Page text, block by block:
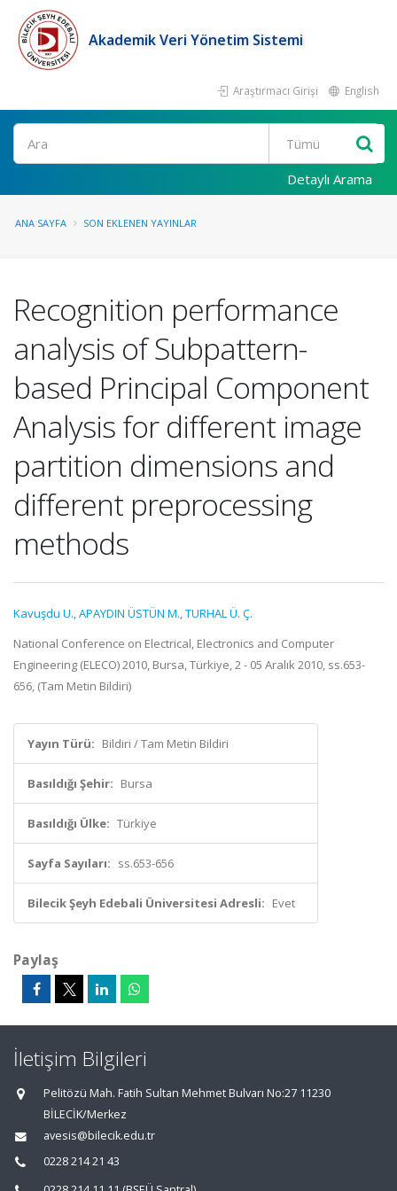
Akademik Veri Yönetim Sistemi
Araştırmacı Girişi English
Ara
Detaylı Arama
ANA SAYFA SON EKLENEN YAYINLAR
Recognition performance
analysis of Subpattern-
based Principal Component
Analysis for different image
partition dimensions and
different preprocessing
methods
Kavuşdu U.,APAYDIN ÜSTÜN M.,TURHAL Ü. Ç.
National Conference on Electrical, Electronics and Computer
Engineering (ELECO) 2010, Bursa, Türkiye, 2 - 05 Aralık 2010, ss.653-
656, (Tam Metin Bildiri)
Yayın Türü: Bildiri / Tam Metin Bildiri
Basıldığı Şehir: Bursa
Basıldığı Ülke: Türkiye
Sayfa Sayıları: ss.653-656
Bilecik Şeyh Edebali Üniversitesi Adresli: Evet
Paylaş
İletişim Bilgileri
Pelitözü Mah. Fatih Sultan Mehmet Bulvarı No:27 11230
BİLECİK/Merkez
avesis@bilecik.edu.tr
0228 214 21 43